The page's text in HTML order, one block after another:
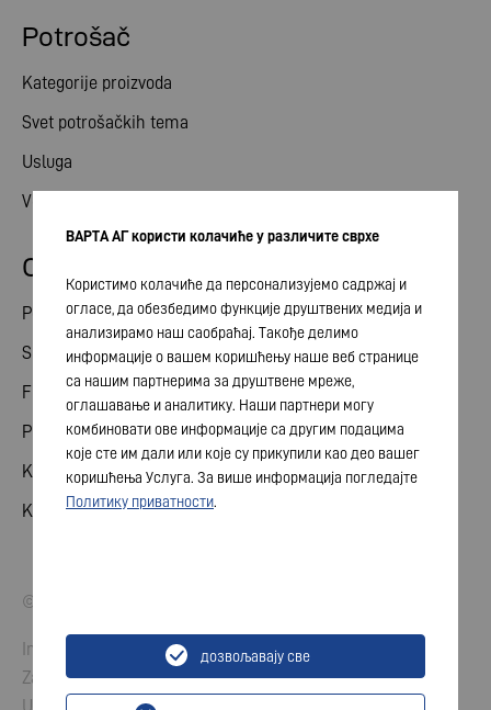
Potrošač
Kategorije proizvoda
Svet potrošačkih tema
Usluga
Vesti
Odnosi ulagača
Podeli
Skupština akcionara
Finansijski kalendar
Publikacije
Kontakt sa investitorom
Korporativno upravljanje
© 2026 VARTA AG. Sva prava zadržana.
Impresum
Zaštita podataka
Uslovi
ВАРТА АГ користи колачиће у различите сврхе
Користимо колачиће да персонализујемо садржај и
огласе, да обезбедимо функције друштвених медија и
анализирамо наш саобраћај. Такође делимо
информације о вашем коришћењу наше веб странице
са нашим партнерима за друштвене мреже,
оглашавање и аналитику. Наши партнери могу
комбиновати ове информације са другим подацима
које сте им дали или које су прикупили као део вашег
коришћења Услуга. За више информација погледајте
Политику приватности.
дозвољавају све